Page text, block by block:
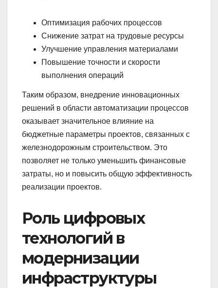
Оптимизация рабочих процессов
Снижение затрат на трудовые ресурсы
Улучшение управления материалами
Повышение точности и скорости
выполнения операций
Таким образом, внедрение инновационных
решений в области автоматизации процессов
оказывает значительное влияние на
бюджетные параметры проектов, связанных с
железнодорожным строительством. Это
позволяет не только уменьшить финансовые
затраты, но и повысить общую эффективность
реализации проектов.
Роль цифровых
технологий в
модернизации
инфраструктуры